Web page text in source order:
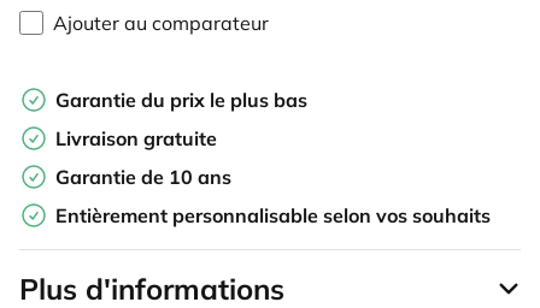
Ajouter au comparateur
Garantie du prix le plus bas
Livraison gratuite
Garantie de 10 ans
Entièrement personnalisable selon vos souhaits
Plus d'informations